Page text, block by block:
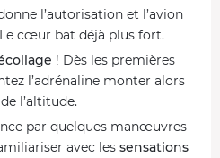
l’autorisation et l’avion
cœur bat déjà plus fort.
! Dès les premières
l’adrénaline monter alors
l’altitude.
par quelques manœuvres
avec les sensations